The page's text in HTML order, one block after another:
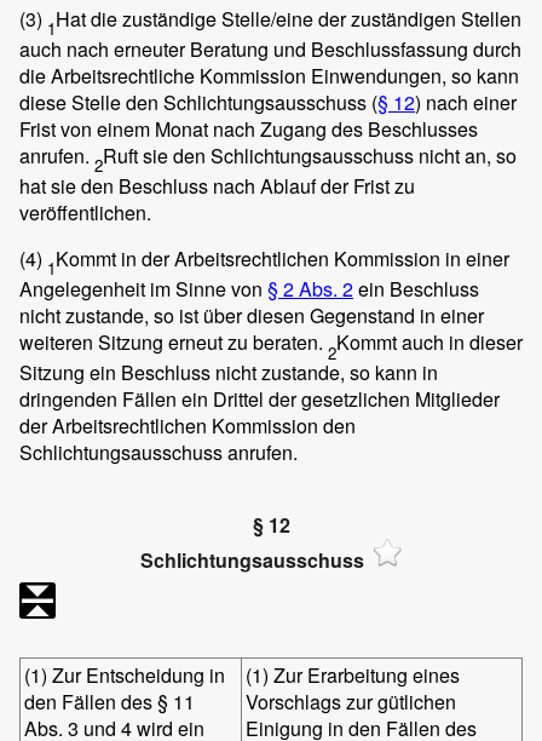
(3) 1Hat die zuständige Stelle/eine der zuständigen Stellen
auch nach erneuter Beratung und Beschlussfassung durch
die Arbeitsrechtliche Kommission Einwendungen, so kann
diese Stelle den Schlichtungsausschuss (§ 12) nach einer
Frist von einem Monat nach Zugang des Beschlusses
anrufen. 2Ruft sie den Schlichtungsausschuss nicht an, so
hat sie den Beschluss nach Ablauf der Frist zu
veröffentlichen.
(4) 1Kommt in der Arbeitsrechtlichen Kommission in einer
Angelegenheit im Sinne von § 2 Abs. 2ein Beschluss
nicht zustande, so ist über diesen Gegenstand in einer
weiteren Sitzung erneut zu beraten. 2Kommt auch in dieser
Sitzung ein Beschluss nicht zustande, so kann in
dringenden Fällen ein Drittel der gesetzlichen Mitglieder
der Arbeitsrechtlichen Kommission den
Schlichtungsausschuss anrufen.
§ 12
Schlichtungsausschuss
(1) Zur Entscheidung in
den Fällen des § 11
Abs. 3 und 4 wird ein
(1) Zur Erarbeitung eines
Vorschlags zur gütlichen
Einigung in den Fällen des